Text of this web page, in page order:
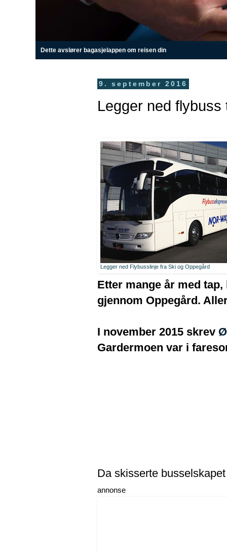
Dette avslører bagasjelappen om reisen din
9. september 2016
Legger ned flybuss
Legger ned Flybusslinje fra Ski og Oppegård
Etter mange år med
gjennom Oppegård.
I november 2015 skrev
Gardermoen var i
Da skisserte
annonse